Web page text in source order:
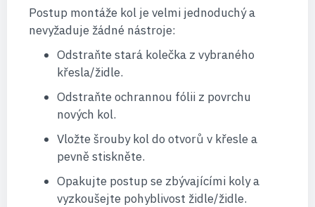
Postup montáže kol je velmi jednoduchý a
nevyžaduje žádné nástroje:
Odstraňte stará kolečka z vybraného
křesla/židle.
Odstraňte ochrannou fólii z povrchu
nových kol.
Vložte šrouby kol do otvorů v křesle a
pevně stiskněte.
Opakujte postup se zbývajícími koly a
vyzkoušejte pohyblivost židle/židle.